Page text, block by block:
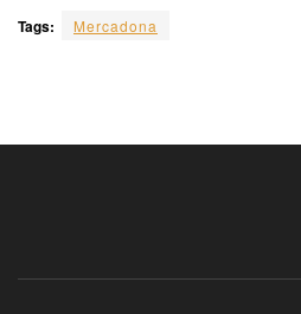
Tags: Mercadona